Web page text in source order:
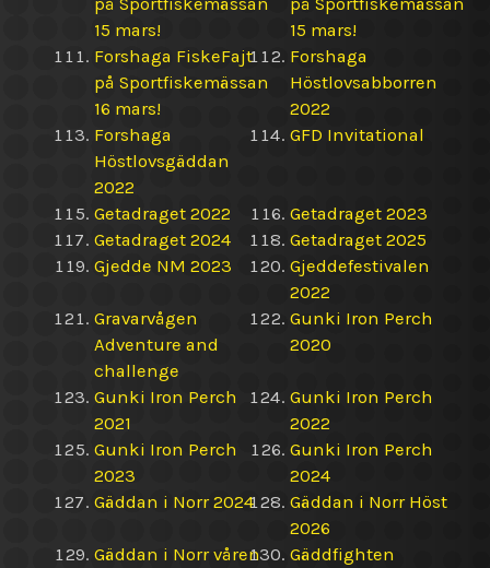
15 mars!
15 mars!
Forshaga FiskeFajt
på Sportfiskemässan
16 mars!
Forshaga
Höstlovsabborren
2022
Forshaga
Höstlovsgäddan
2022
GFD Invitational
Getadraget 2022
Getadraget 2023
Getadraget 2024
Getadraget 2025
Gjedde NM 2023
Gjeddefestivalen
2022
Gravarvågen
Adventure and
challenge
Gunki Iron Perch
2020
Gunki Iron Perch
2021
Gunki Iron Perch
2022
Gunki Iron Perch
2023
Gunki Iron Perch
2024
Gäddan i Norr 2024
Gäddan i Norr Höst
2026
Gäddan i Norr våren
Gäddfighten